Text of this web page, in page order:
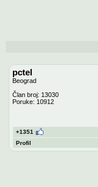
pctel
Beograd
Član broj: 13030
Poruke: 10912
+1351
Profil